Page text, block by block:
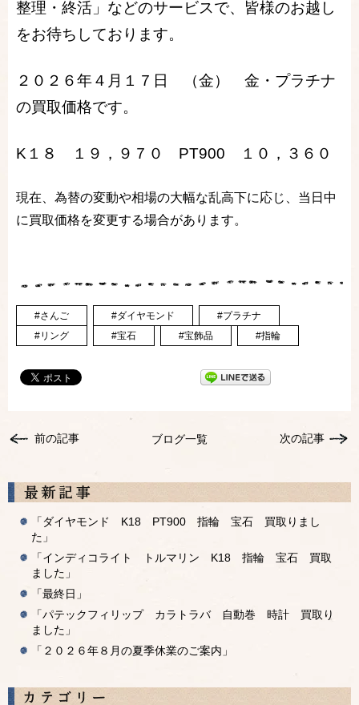
整理・終活」などのサービスで、皆様のお越し
をお待ちしております。
２０２６年４月１７日 （金） 金・プラチナ
の買取価格です。
K１８ １９，９７０ PT900 １０，３６０
現在、為替の変動や相場の大幅な乱高下に応じ、当日中
に買取価格を変更する場合があります。
#さんご #ダイヤモンド
#プラチナ
#リング
#宝石 #宝飾品 #指輪
前の記事 次の記事
ブログ一覧
「ダイヤモンド K18 PT900 指輪 宝石 買取りまし
た」
「インディコライト トルマリン K18 指輪 宝石 買取
ました」
「最終日」
「パテックフィリップ カラトラバ 自動巻 時計 買取り
ました」
「２０２６年８月の夏季休業のご案内」